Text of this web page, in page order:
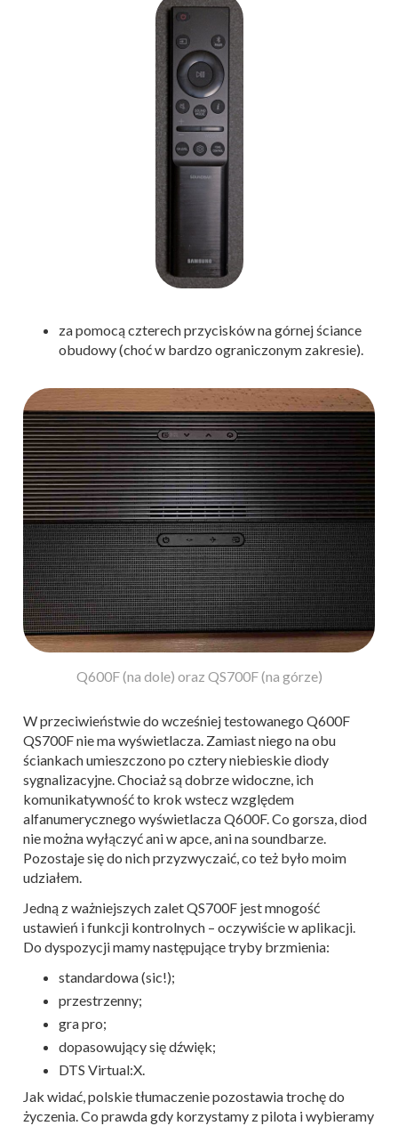
za pomocą czterech przycisków na górnej ściance
obudowy (choć w bardzo ograniczonym zakresie).
Q600F (na dole) oraz QS700F (na górze)
W przeciwieństwie do wcześniej testowanego Q600F
QS700F nie ma wyświetlacza. Zamiast niego na obu
ściankach umieszczono po cztery niebieskie diody
sygnalizacyjne. Chociaż są dobrze widoczne, ich
komunikatywność to krok wstecz względem
alfanumerycznego wyświetlacza Q600F. Co gorsza, diod
nie można wyłączyć ani w apce, ani na soundbarze.
Pozostaje się do nich przyzwyczaić, co też było moim
udziałem.
Jedną z ważniejszych zalet QS700F jest mnogość
ustawień i funkcji kontrolnych – oczywiście w aplikacji.
Do dyspozycji mamy następujące tryby brzmienia:
standardowa (sic!);
przestrzenny;
gra pro;
dopasowujący się dźwięk;
DTS Virtual:X.
Jak widać, polskie tłumaczenie pozostawia trochę do
życzenia. Co prawda gdy korzystamy z pilota i wybieramy